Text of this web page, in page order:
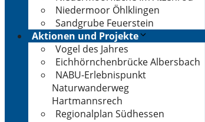
Niedermoor Öhlklingen
Sandgrube Feuerstein
Aktionen und Projekte
Vogel des Jahres
Eichhörnchenbrücke Albersbach
NABU-Erlebnispunkt
Naturwanderweg
Hartmannsrech
Regionalplan Südhessen